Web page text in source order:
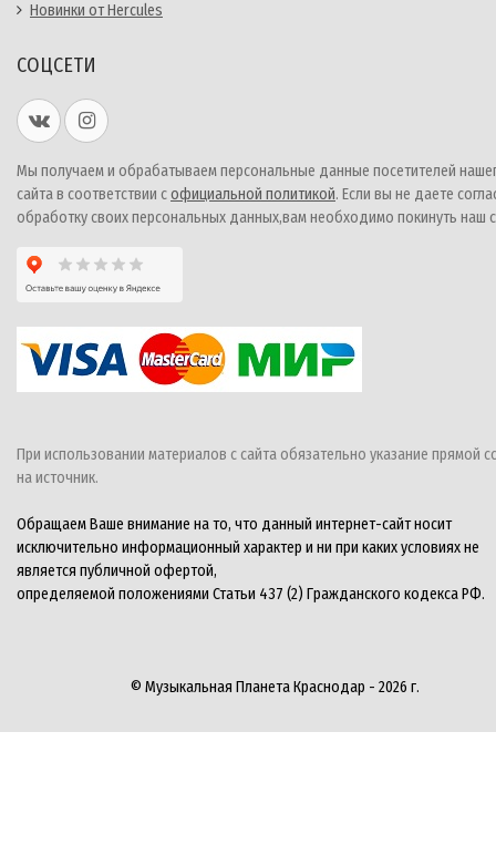
Новинки от Hercules
СОЦСЕТИ
Мы получаем и обрабатываем персональные данные посетителей
сайта в соответствии софициальной политикой. Если вы не даете
обработку своих персональных данных,вам необходимо покинуть наш
При использовании материалов с сайта обязательно указание прямой
на источник.
Обращаем Ваше внимание на то, что данный интернет-сайт носит
исключительно информационный характер и ни при каких условиях не
является публичной офертой,
определяемой положениями Статьи 437 (2) Гражданского кодекса РФ.
© Музыкальная Планета Краснодар - 2026 г.